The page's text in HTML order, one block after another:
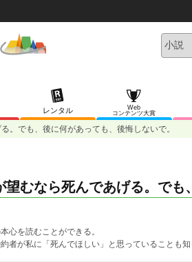
レンタル
Web
コンテンツ大賞
。でも、後に何があっても、後悔しないで。
望むなら死んであげる。でも
心を読むことができる。
者が私に「死んでほしい」と思っていることも知